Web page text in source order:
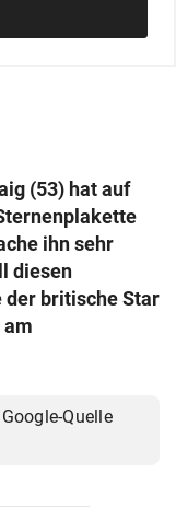
(53) hat auf
ihn sehr
diesen
der britische Star
am
Quelle